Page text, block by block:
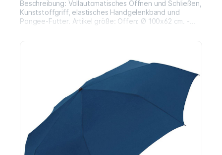
Beschreibung: Vollautomatisches Öffnen und Schließen,
Kunststoffgriff, elastisches Handgelenkband und
Pongee-Futter. Artikel größe: Offen: Ø 100x62 cm. -